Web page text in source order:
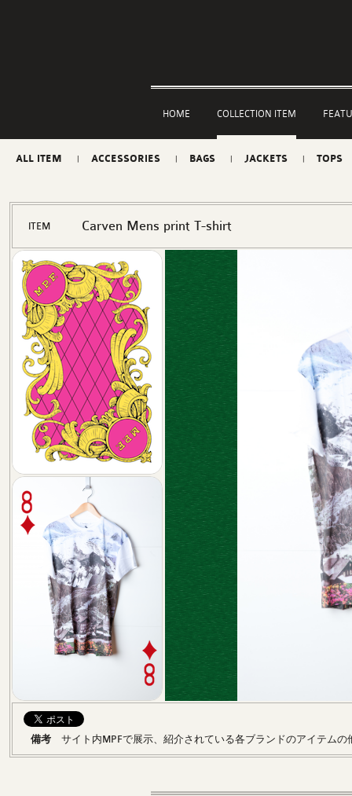
HOME COLLECTION ITEM
ALL ITEM ACCESSORIES BAGS JACKETS TOPS
ITEM Carven Mens print T-shirt
備考 サイト内MPFで展示、紹介されている各ブランドのアイテム